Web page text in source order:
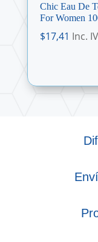
Chic Eau De
For Women
$17,41 Inc.